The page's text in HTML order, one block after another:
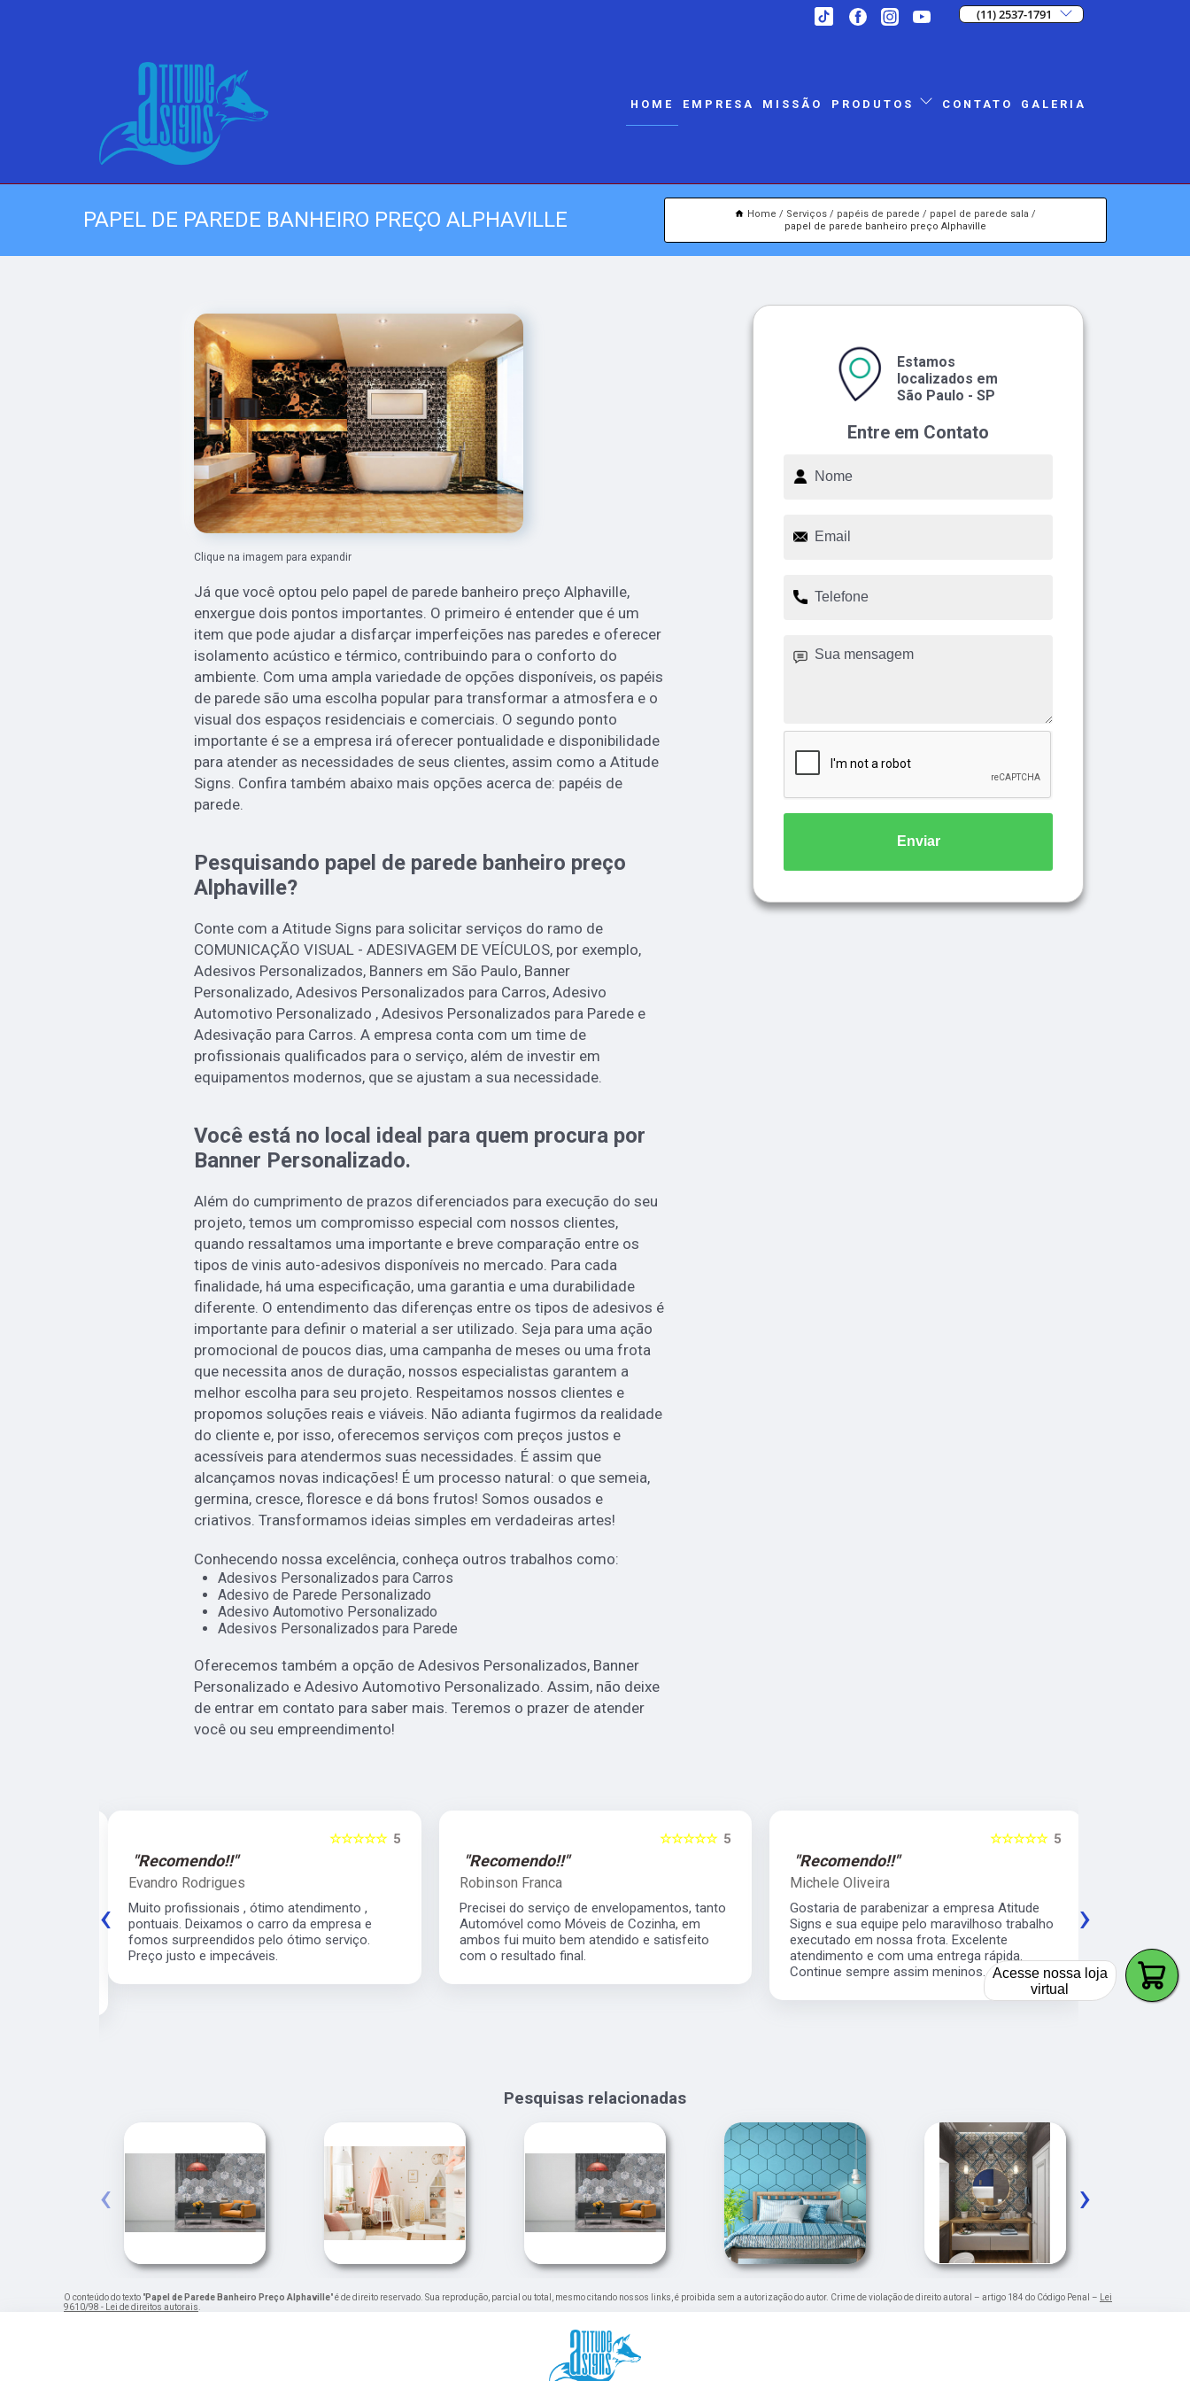
(11) 2537-1791
HOME EMPRESA MISSÃO PRODUTOS CONTATO GALERIA
PAPEL DE PAREDE BANHEIRO PREÇO ALPHAVILLE Home Serviços papéis de parede
papel de parede sala
papel de parede banheiro preço Alphaville
Clique na imagem para expandir
Já que você optou pelo papel de parede banheiro preço Alphaville,
enxergue dois pontos importantes. O primeiro é entender que é um
item que pode ajudar a disfarçar imperfeições nas paredes e oferecer
isolamento acústico e térmico, contribuindo para o conforto do
ambiente. Com uma ampla variedade de opções disponíveis, os papéis
de parede são uma escolha popular para transformar a atmosfera e o
visual dos espaços residenciais e comerciais. O segundo ponto
importante é se a empresa irá oferecer pontualidade e disponibilidade
para atender as necessidades de seus clientes, assim como a Atitude
Signs. Confira também abaixo mais opções acerca de: papéis de
parede.
Pesquisando papel de parede banheiro preço
Alphaville?
Conte com a Atitude Signs para solicitar serviços do ramo de
COMUNICAÇÃO VISUAL - ADESIVAGEM DE VEÍCULOS, por exemplo,
Adesivos Personalizados, Banners em São Paulo, Banner
Personalizado, Adesivos Personalizados para Carros, Adesivo
Automotivo Personalizado , Adesivos Personalizados para Parede e
Adesivação para Carros. A empresa conta com um time de
profissionais qualificados para o serviço, além de investir em
equipamentos modernos, que se ajustam a sua necessidade.
Você está no local ideal para quem procura por
Banner Personalizado.
Além do cumprimento de prazos diferenciados para execução do seu
projeto, temos um compromisso especial com nossos clientes,
quando ressaltamos uma importante e breve comparação entre os
tipos de vinis auto-adesivos disponíveis no mercado. Para cada
finalidade, há uma especificação, uma garantia e uma durabilidade
diferente. O entendimento das diferenças entre os tipos de adesivos é
importante para definir o material a ser utilizado. Seja para uma ação
promocional de poucos dias, uma campanha de meses ou uma frota
que necessita anos de duração, nossos especialistas garantem a
melhor escolha para seu projeto. Respeitamos nossos clientes e
propomos soluções reais e viáveis. Não adianta fugirmos da realidade
do cliente e, por isso, oferecemos serviços com preços justos e
acessíveis para atendermos suas necessidades. É assim que
alcançamos novas indicações! É um processo natural: o que semeia,
germina, cresce, floresce e dá bons frutos! Somos ousados e
criativos. Transformamos ideias simples em verdadeiras artes!
Conhecendo nossa excelência, conheça outros trabalhos como:
Adesivos Personalizados para Carros
Adesivo de Parede Personalizado
Adesivo Automotivo Personalizado
Adesivos Personalizados para Parede
Oferecemos também a opção de Adesivos Personalizados, Banner
Personalizado e Adesivo Automotivo Personalizado. Assim, não deixe
de entrar em contato para saber mais. Teremos o prazer de atender
você ou seu empreendimento!
Entre em Contato
Estamos
localizados em
São Paulo - SP
Enviar
5
☆☆☆☆☆
"Recomendo!!"
Evandro Rodrigues
Muito profissionais , ótimo atendimento ,
pontuais. Deixamos o carro da empresa e
fomos surpreendidos pelo ótimo serviço.
Preço justo e impecáveis.
5
☆☆☆☆☆
"Recomendo!!"
Robinson Franca
Precisei do serviço de envelopamentos, tanto
Automóvel como Móveis de Cozinha, em
ambos fui muito bem atendido e satisfeito
com o resultado final.
5
☆☆☆☆☆
"Recomendo!!"
Michele Oliveira
Gostaria de parabenizar a empresa Atitude
Signs e sua equipe pelo maravilhoso trabalho
executado em nossa frota. Excelente
atendimento e com uma entrega rápida.
Continue sempre assim meninos.
da minha
os serviço
veículos
‹ ›
Pesquisas relacionadas
‹ ›
O conteúdo do texto "Papel de Parede Banheiro Preço Alphaville" é de direito reservado. Sua reprodução, parcial ou total, mesmo citando nossos links, é proibida sem a autorização do autor. Crime de violação de direito autoral – artigo 184 do Código Penal –
Lei
9610/98 - Lei de direitos autorais
Acesse nossa loja
virtual